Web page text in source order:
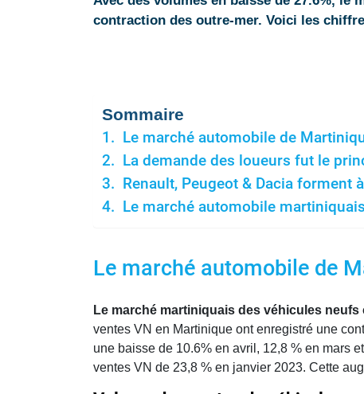
contraction des outre-mer. Voici les
Sommaire
Le marché automobile de
La demande des loueurs fut le
Renault, Peugeot & Dacia forment
Le marché automobile
Le marché automobile de
Le marché martiniquais des véhicules
ventes VN en Martinique ont enregistré une
une baisse de 10.6% en avril, 12,8 % en mars
ventes VN de 23,8 % en janvier 2023. Cette